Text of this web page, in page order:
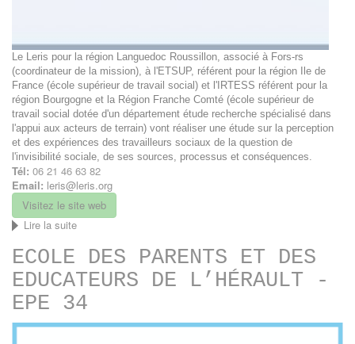
Le Leris pour la région Languedoc Roussillon, associé à Fors-rs
(coordinateur de la mission), à l'ETSUP, référent pour la région Ile de
France (école supérieur de travail social) et l'IRTESS référent pour la
région Bourgogne et la Région Franche Comté (école supérieur de
travail social dotée d'un département étude recherche spécialisé dans
l'appui aux acteurs de terrain) vont réaliser une étude sur la perception
et des expériences des travailleurs sociaux de la question de
l'invisibilité sociale, de ses sources, processus et conséquences.
Tél: 06 21 46 63 82
Email: leris@leris.org
Visitez le site web
Lire la suite
Laboratoire
d'Etudes
et
de
Recherche
ECOLE DES PARENTS ET DES
EDUCATEURS DE L’HÉRAULT -
EPE 34